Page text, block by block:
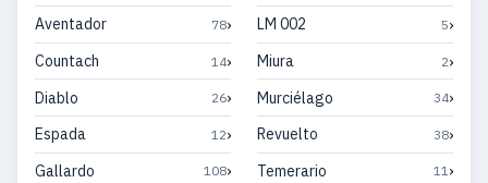
Aventador 78›
Countach 14›
Diablo 26›
Espada 12›
Gallardo 108›
LM 002 5›
Miura 2›
Murciélago 34›
Revuelto 38›
Temerario 11›